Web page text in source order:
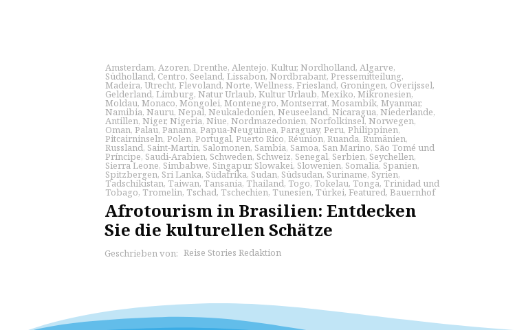
Amsterdam, Azoren, Drenthe, Alentejo, Kultur, Nordholland, Algarve,
Südholland, Centro, Seeland, Lissabon, Nordbrabant, Pressemitteilung,
Madeira, Utrecht, Flevoland, Norte, Wellness, Friesland, Groningen, Overijssel,
Gelderland, Limburg, Natur Urlaub, Kultur Urlaub, Mexiko, Mikronesien,
Moldau, Monaco, Mongolei, Montenegro, Montserrat, Mosambik, Myanmar,
Namibia, Nauru, Nepal, Neukaledonien, Neuseeland, Nicaragua, Niederlande,
Antillen, Niger, Nigeria, Niue, Nordmazedonien, Norfolkinsel, Norwegen,
Oman, Palau, Panama, Papua-Neuguinea, Paraguay, Peru, Philippinen,
Pitcairninseln, Polen, Portugal, Puerto Rico, Réunion, Ruanda, Rumänien,
Russland, Saint-Martin, Salomonen, Sambia, Samoa, San Marino, São Tomé und
Príncipe, Saudi-Arabien, Schweden, Schweiz, Senegal, Serbien, Seychellen,
Sierra Leone, Simbabwe, Singapur, Slowakei, Slowenien, Somalia,Spanien,
Spitzbergen, Sri Lanka, Südafrika, Sudan, Südsudan, Suriname, Syrien,
Tadschikistan, Taiwan, Tansania, Thailand, Togo, Tokelau, Tonga, Trinidad und
Tobago, Tromelin, Tschad, Tschechien, Tunesien, Türkei, Featured, Bauernhof
Afrotourism in Brasilien: Entdecken
Sie die kulturellen Schätze
Geschrieben von: Reise Stories Redaktion